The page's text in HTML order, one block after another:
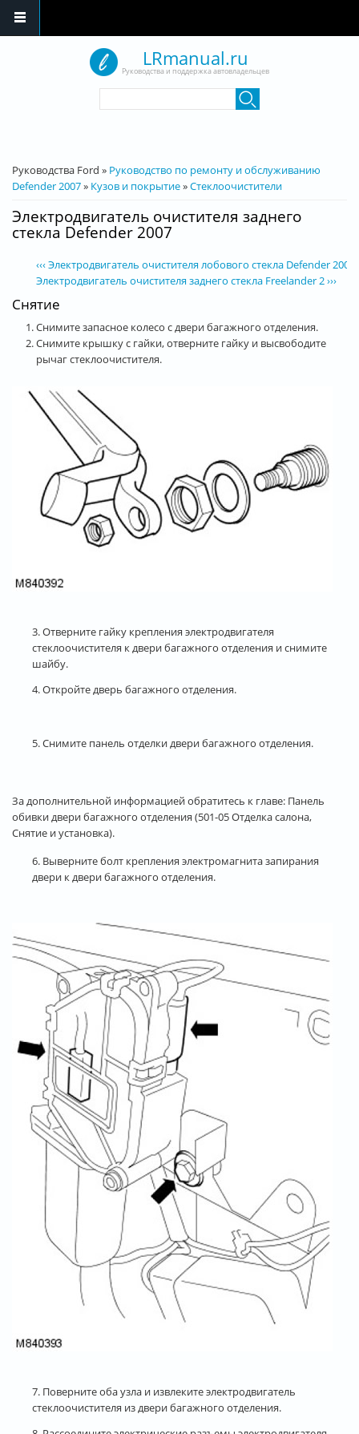
LRmanual.ru
Руководства и поддержка автовладельцев
Вы здесь
Руководства Ford » Руководство по ремонту и обслуживанию
Defender 2007» Кузов и покрытие»Стеклоочистители
Электродвигатель очистителя заднего
стекла Defender 2007
‹‹‹ Электродвигатель очистителя лобового стекла Defender 2007
Электродвигатель очистителя заднего стекла Freelander 2 ›››
Снятие
Снимите запасное колесо с двери багажного отделения.
Снимите крышку с гайки, отверните гайку и высвободите
рычаг стеклоочистителя.
3. Отверните гайку крепления электродвигателя
стеклоочистителя к двери багажного отделения и снимите
шайбу.
4. Откройте дверь багажного отделения.
5. Снимите панель отделки двери багажного отделения.
За дополнительной информацией обратитесь к главе: Панель
обивки двери багажного отделения (501-05 Отделка салона,
Снятие и установка).
6. Выверните болт крепления электромагнита запирания
двери к двери багажного отделения.
7. Поверните оба узла и извлеките электродвигатель
стеклоочистителя из двери багажного отделения.